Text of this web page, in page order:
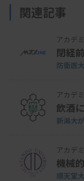
体、人種別で、
sRAGEと
るバイオマー
資料はこちら
関連記事
アカデ
閉経
防衛医
アカデ
飲酒
新潟大
アカデ
機械
順天堂